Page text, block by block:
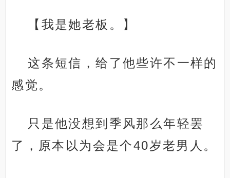
【我是她老板。】
这条短信，给了他些许不一样的
感觉。
只是他没想到季风那么年轻罢
了，原本以为会是个40岁老男人。